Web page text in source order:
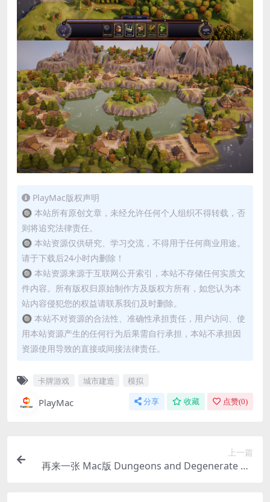
PlayMac版权声明
🔘 本站所有原创文章，未经允许任何个人组织不得转载，否
则将追究法律责任。
🔘 本站资源仅供研究、学习交流，不得用于任何商业用途。
请于下载后24小时内删除！
🔘 本站资源来源于互联网公开索引，本站不存储任何实质文
件内容。所有版权归原始制作方及版权方所有，如您认为本
站内容侵犯您的权益请联系我们及时删除。
🔘 本站不对资源的合法性、准确性承担责任，用户访问、使
用本站资源产生的任何行为后果需自行承担，本站不承担因
资源使用导致的直接或间接法律责任。
卡牌游戏 城市建造 模拟
PlayMac 分享 收藏 点赞(0)
上一篇
再来一张 Mac版 Dungeons and Degenerate Ga